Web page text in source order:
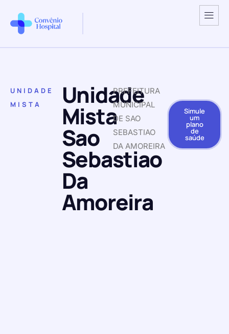
UNIDADE
MISTA
Unidade
Mista
Sao
Sebastiao
Da
Amoreira
PREFEITURA
MUNICIPAL
DE SAO
SEBASTIAO
DA AMOREIRA
Simule
um
plano
de
saúde